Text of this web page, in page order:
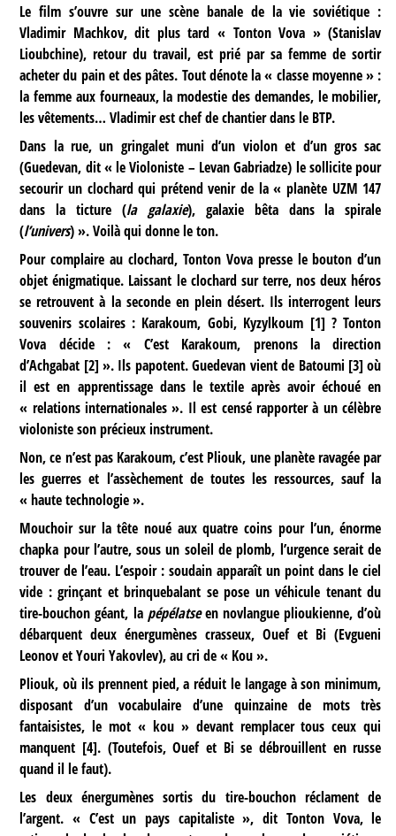
Le film s’ouvre sur une scène banale de la vie soviétique :
Vladimir Machkov, dit plus tard « Tonton Vova » (Stanislav
Lioubchine), retour du travail, est prié par sa femme de sortir
acheter du pain et des pâtes. Tout dénote la « classe moyenne » :
la femme aux fourneaux, la modestie des demandes, le mobilier,
les vêtements… Vladimir est chef de chantier dans le BTP.
Dans la rue, un gringalet muni d’un violon et d’un gros sac
(Guedevan, dit « le Violoniste – Levan Gabriadze) le sollicite pour
secourir un clochard qui prétend venir de la « planète UZM 147
dans la ticture (la galaxie), galaxie bêta dans la spirale
(l’univers) ». Voilà qui donne le ton.
Pour complaire au clochard, Tonton Vova presse le bouton d’un
objet énigmatique. Laissant le clochard sur terre, nos deux héros
se retrouvent à la seconde en plein désert. Ils interrogent leurs
souvenirs scolaires : Karakoum, Gobi, Kyzylkoum [1] ? Tonton
Vova décide : « C’est Karakoum, prenons la direction
d’Achgabat [2] ». Ils papotent. Guedevan vient de Batoumi [3] où
il est en apprentissage dans le textile après avoir échoué en
« relations internationales ». Il est censé rapporter à un célèbre
violoniste son précieux instrument.
Non, ce n’est pas Karakoum, c’est Pliouk, une planète ravagée par
les guerres et l’assèchement de toutes les ressources, sauf la
« haute technologie ».
Mouchoir sur la tête noué aux quatre coins pour l’un, énorme
chapka pour l’autre, sous un soleil de plomb, l’urgence serait de
trouver de l’eau. L’espoir : soudain apparaît un point dans le ciel
vide : grinçant et brinquebalant se pose un véhicule tenant du
tire-bouchon géant, la pépélatseen novlangue plioukienne, d’où
débarquent deux énergumènes crasseux, Ouef et Bi (Evgueni
Leonov et Youri Yakovlev), au cri de « Kou ».
Pliouk, où ils prennent pied, a réduit le langage à son minimum,
disposant d’un vocabulaire d’une quinzaine de mots très
fantaisistes, le mot « kou » devant remplacer tous ceux qui
manquent [4]. (Toutefois, Ouef et Bi se débrouillent en russe
quand il le faut).
Les deux énergumènes sortis du tire-bouchon réclament de
l’argent. « C’est un pays capitaliste », dit Tonton Vova, le